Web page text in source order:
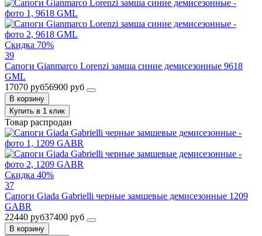
Скидка 70%
39
Сапоги Gianmarco Lorenzi замша синие демисезонные 9618
GML
17070 руб56900 руб
В корзину
Купить в 1 клик
Товар распродан
Скидка 40%
37
Сапоги Giada Gabrielli черные замшевые демисезонные 1209
GABR
22440 руб37400 руб
В корзину